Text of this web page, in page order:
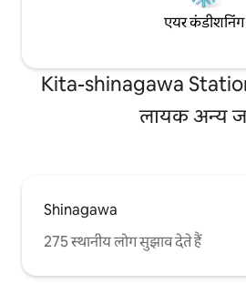
ェックアウト日は、お部屋のドア付
ある指定スペースへ荷物を置いてい
りません。現金、パスポート、貴重
どは置かず、お客様ご自身の責任で
区保健所の安全規定により、転落防
います。 【ご宿泊時の注意事項】 * 室内
関は暗証番号式です。暗証番号は適
い。 * 室内および建物の共用部分は
एयर कंडीशनिंग
Kita-shinagawa
लायक अन्य
Shinagawa
275 स्थानीय लोग सुझाव देते हैं